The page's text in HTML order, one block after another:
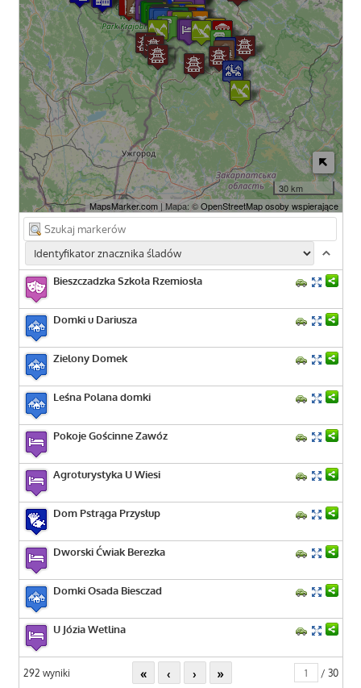
30 km
MapsMarker.com| Mapa: ©OpenStreetMap osoby wspierające
Bieszczadzka Szkoła Rzemiosła
Domki u Dariusza
Zielony Domek
Leśna Polana domki
Pokoje Gościnne Zawóz
Agroturystyka U Wiesi
Dom Pstrąga Przysłup
Dworski Ćwiak Berezka
Domki Osada Biesczad
U Józia Wetlina
292 wyniki « ‹ › » / 30